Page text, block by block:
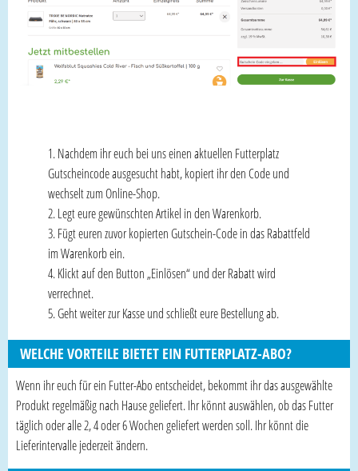
Nachdem ihr euch bei uns einen aktuellen Futterplatz
Gutscheincode ausgesucht habt, kopiert ihr den Code und
wechselt zum Online-Shop.
Legt eure gewünschten Artikel in den Warenkorb.
Fügt euren zuvor kopierten Gutschein-Code in das Rabattfeld
im Warenkorb ein.
Klickt auf den Button „Einlösen“ und der Rabatt wird
verrechnet.
Geht weiter zur Kasse und schließt eure Bestellung ab.
WELCHE VORTEILE BIETET EIN FUTTERPLATZ-ABO?
Wenn ihr euch für ein Futter-Abo entscheidet, bekommt ihr das ausgewählte
Produkt regelmäßig nach Hause geliefert. Ihr könnt auswählen, ob das Futter
täglich oder alle 2, 4 oder 6 Wochen geliefert werden soll. Ihr könnt die
Lieferintervalle jederzeit ändern.